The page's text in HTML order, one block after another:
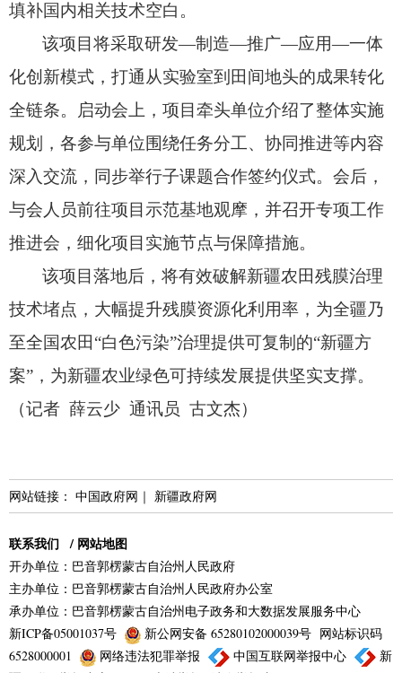
填补国内相关技术空白。
该项目将采取研发—制造—推广—应用—一体
化创新模式， 打通从实验室到田间地头的成果转化
全链条。
启动会上， 项目牵头单位介绍了整体实施
规划， 各参与单位围绕任务分工、 协同推进等内容
深入交流， 同步举行子课题合作签约仪式。 会后，
与会人员前往项目示范基地观摩， 并召开专项工作
推进会， 细化项目实施节点与保障措施。
该项目落地后，将有效破解新疆农田残膜治理
技术堵点， 大幅提升残膜资源化利用率， 为全疆乃
至全国农田“白色污染”治理提供可复制的“新疆方
案”， 为新疆农业绿色可持续发展提供坚实支撑。
（记者 薛云少 通讯员 古文杰）
网站链接： 中国政府网 ｜ 新疆政府网
联系我们 / 网站地图
开办单位：巴音郭楞蒙古自治州人民政府
主办单位：巴音郭楞蒙古自治州人民政府办公室
承办单位：巴音郭楞蒙古自治州电子政务和大数据发展服务中心
新ICP备05001037号
新公网安备 65280102000039号 网站标识码
6528000001
网络违法犯罪举报 中国互联网举报中心
新